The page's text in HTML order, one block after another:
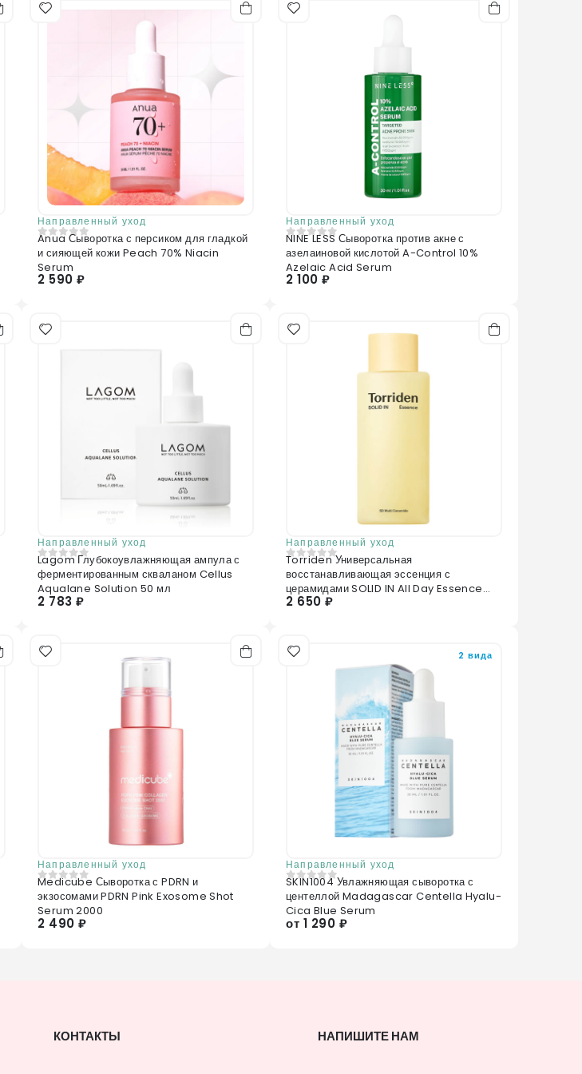
Направленный уход
0из 5
Anua Сыворотка с персиком для гладкой
и сияющей кожи Peach 70% Niacin
Serum
2 590 ₽
Направленный уход
0из 5
NINE LESS Сыворотка против акне с
азелаиновой кислотой A-Control 10%
Azelaic Acid Serum
2 100 ₽
Направленный уход
0из 5
Lagom Глубокоувлажняющая ампула с
ферментированным скваланом Cellus
Aqualane Solution 50 мл
2 783 ₽
Направленный уход
0 из 5
Torriden Универсальная
восстанавливающая эссенция с
церамидами SOLID IN All Day Essence
100 мл
2 650 ₽
Направленный уход
0из 5
Medicube Сыворотка с PDRN и
экзосомами PDRN Pink Exosome Shot
Serum 2000
2 490 ₽
2 вида
Направленный уход
0из 5
SKIN1004 Увлажняющая сыворотка с
центеллой Madagascar Centella Hyalu-
Cica Blue Serum
от 1 290 ₽
КОНТАКТЫ НАПИШИТЕ НАМ